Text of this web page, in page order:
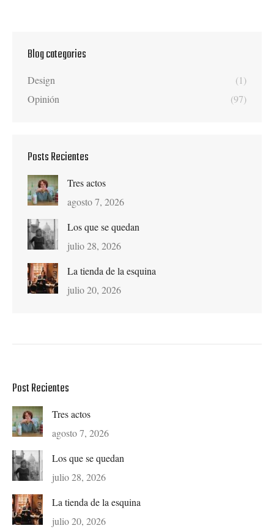
Blog categories
Design
(1)
Opinión
(97)
Posts Recientes
Tres actos
agosto 7, 2026
Los que se quedan
julio 28, 2026
La tienda de la esquina
julio 20, 2026
Post Recientes
Tres actos
agosto 7, 2026
Los que se quedan
julio 28, 2026
La tienda de la esquina
julio 20, 2026